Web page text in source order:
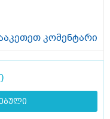
კომენტარი